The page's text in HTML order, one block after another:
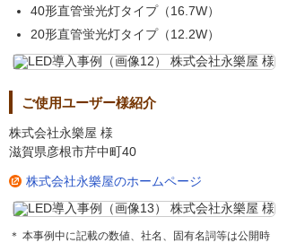
40形直管蛍光灯タイプ（16.7W）
20形直管蛍光灯タイプ（12.2W）
ご使用ユーザー様紹介
株式会社永樂屋 様
滋賀県彦根市芹中町40
株式会社永樂屋のホームページ
＊ 本事例中に記載の数値、社名、固有名詞等は公開時